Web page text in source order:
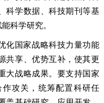
科学数据、科技期刊等基
科学研究。
国家战略科技力量功能
共享、优势互补，使其更
大战略成果。要支持国家
攻关，统筹配置科研任